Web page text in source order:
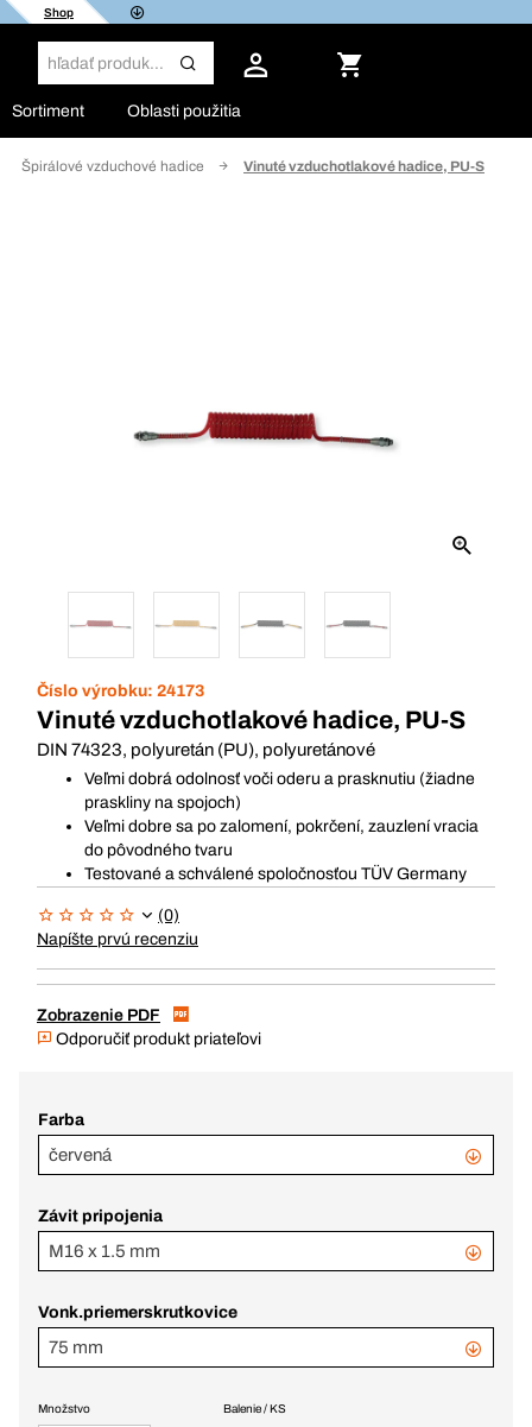
Shop
Sortiment Oblasti použitia
Špirálové vzduchové hadice Vinuté vzduchotlakové hadice, PU-S
Číslo výrobku: 24173
Vinuté vzduchotlakové hadice, PU-S
DIN 74323, polyuretán (PU), polyuretánové
Veľmi dobrá odolnosť voči oderu a prasknutiu (žiadne
praskliny na spojoch)
Veľmi dobre sa po zalomení, pokrčení, zauzlení vracia
do pôvodného tvaru
Testované a schválené spoločnosťou TÜV Germany
(0)
Napíšte prvú recenziu
Zobrazenie PDF
Odporučiť produkt priateľovi
Farba
červená
Závit pripojenia
M16 x 1.5 mm
Vonk.priemerskrutkovice
75 mm
Balenie / KS
Množstvo